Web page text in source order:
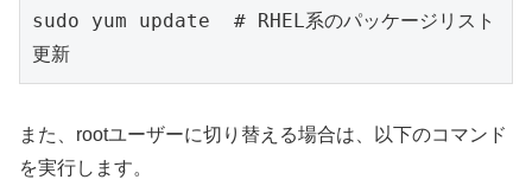
sudo yum update  # RHEL系のパッケージリスト
更新
また、rootユーザーに切り替える場合は、以下のコマンド
を実行します。